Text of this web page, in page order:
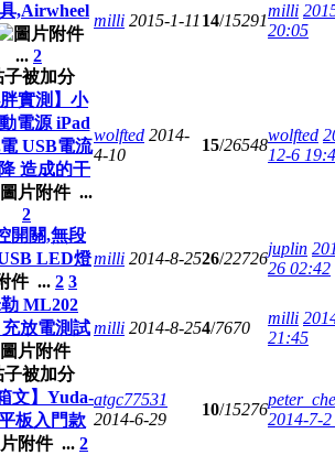
,Airwheel
... 2
milli 2015-1-11 14/15291
milli
20:05
胖實測】小
電源 iPad
USB電流
造成的干
...
2
wolfted 2014-
4-10
15/26548
wolfted
12-6
開關,無段
LED燈
... 2 3
milli 2014-8-2526/22726
juplin
26 02:42
ML202
放電測試milli 2014-8-254/7670
milli
21:45
文】Yuda-
板入門款
... 2
atgc77531
2014-6-29
10/15276
2014-7-